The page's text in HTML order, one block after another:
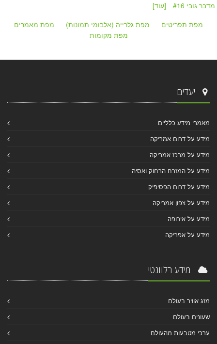
גובי #16
[עוד]
מפת תפריטים
מפת גלרייה (אלבומי תמונות)
מפת מאמרים
מפת מקומות
יעדים
מאמרי מידע כלליים
מידע על דרום אמריקה
מידע על מרכז אמריקה
מידע על המזרח הרחוק ואסיה
מידע על דרום הפסיפיק
מידע על צפון אמריקה
מידע על אירופה
מידע על אפריקה
מידע רלוונטי
מזג אוויר בעולם
שעונים בעולם
ערכי מטבעות מהעולם